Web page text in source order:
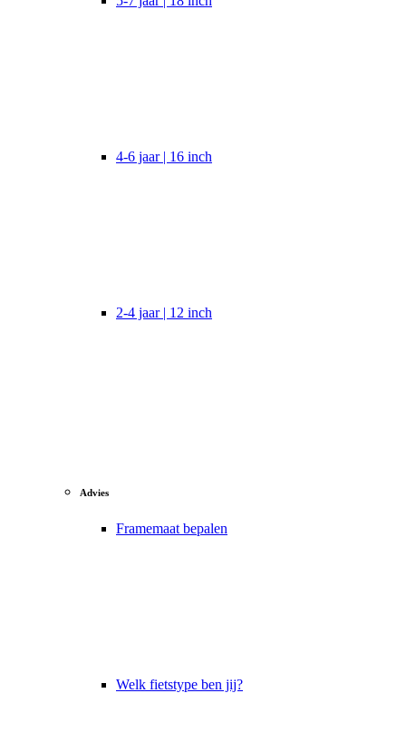
4-6 jaar | 16 inch
2-4 jaar | 12 inch
Advies
Framemaat bepalen
Welk fietstype ben jij?